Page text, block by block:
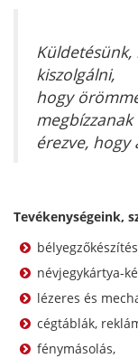
kiszolgálni,
hogy
érezve, hogy
Tevékenységeink,
bélyegzőkészítés
névjegykártya-
lézeres és
cégtáblák,
fénymásolás,